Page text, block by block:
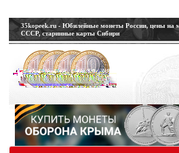
35kopeek.ru - Юбилейные монеты России, цены на
СССР, старинные карты Сибири